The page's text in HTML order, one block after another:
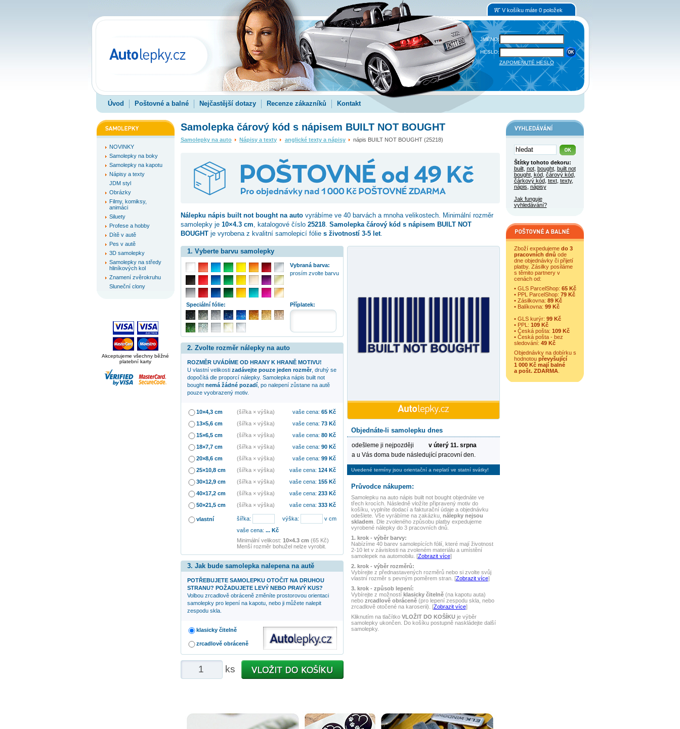
V košíku máte 0 položek
JMÉNO:
HESLO:
ZAPOMENUTÉ HESLO
Úvod Poštovné a balné Nejčastější dotazy Recenze zákazníků Kontakt
NOVINKY
Samolepky na boky
Samolepky na kapotu
Nápisy a texty
JDM styl
Obrázky
Filmy, komiksy,
animáci
Siluety
Profese a hobby
Dítě v autě
Pes v autě
3D samolepky
Samolepky na středy
hliníkových kol
Znamení zvěrokruhu
Sluneční clony
Akceptujeme všechny běžné
platební karty
Samolepka čárový kód s nápisem BUILT NOT BOUGHT
Samolepky na auto Nápisy a texty anglické texty a nápisy nápis BUILT NOT BOUGHT (25218)
Nálepku nápis built not boughtna autovyrábíme ve 40 barvách a mnoha velikostech. Minimální rozměr
samolepky je 10×4.3 cm, katalogové číslo 25218. Samolepka čárový kód s nápisem BUILT NOT
BOUGHTje vyrobena z kvalitní samolepicí fólie s životností 3-5 let.
Objednáte-li samolepku dnes
odešleme ji nejpozději
v úterý 11. srpna
a u Vás doma bude následující pracovní den.
Uvedené termíny jsou orientační a neplatí ve statní svátky!
Průvodce nákupem:
Samolepku na auto nápis built not boughtobjednáte ve
třech krocích. Následně vložíte připravený motiv do
košíku, vyplníte dodací a fakturační údaje a objednávku
odešlete. Vše vyrábíme na zakázku, nálepky nejsou
skladem . Dle zvoleného způsobu platby expedujeme
vyrobené nálepky do 3 pracovních dnů.
1. krok - výběr barvy:
Nabízíme 40 barev samolepících fólií, které mají životnost
2-10 let v závislosti na zvoleném materiálu a umístění
samolepek na automobilu. [Zobrazit více]
2. krok - výběr rozměrů:
Vybírejte z přednastavených rozměrů nebo si zvolte svůj
vlastní rozměr s pevným poměrem stran. [Zobrazit více]
3. krok - způsob lepení:
Vybírejte z možností klasicky čitelně(na kapotu auta)
nebo zrcadlově obráceně(pro lepení zespodu skla, nebo
zrcadlově otočené na karoserii). [Zobrazit více]
Kliknutím na tlačítko VLOŽIT DO KOŠÍKUje výběr
samolepky ukončen. Do košíku postupně naskládejte další
samolepky.
1. Vyberte barvu samolepky
Vybraná barva:
prosím zvolte barvu
Příplatek:
Speciální fólie:
2. Zvolte rozměr nálepky na auto
ROZMĚR UVÁDÍME OD HRANY K HRANĚ MOTIVU!
U vlastní velikosti zadávejte pouze jeden rozměr, druhý se
dopočítá dle proporcí nálepky. Samolepka nápis built not
bought nemá žádné pozadí, po nalepení zůstane na autě
pouze vyobrazený motiv.
10×4,3 cm (šířka × výška) vaše cena: 65Kč
13×5,6 cm
(šířka × výška) vaše cena: 73Kč
15×6,5 cm
(šířka × výška) vaše cena: 80Kč
18×7,7 cm
(šířka × výška) vaše cena: 90Kč
20×8,6 cm
(šířka × výška) vaše cena: 99Kč
25×10,8 cm
(šířka × výška) vaše cena: 124Kč
30×12,9 cm
(šířka × výška) vaše cena: 155Kč
40×17,2 cm
(šířka × výška) vaše cena: 233Kč
50×21,5 cm
(šířka × výška) vaše cena: 333Kč
vlastní šířka: výška:
v cm
vaše cena: ...Kč
Minimální velikost: 10×4.3 cm (65 Kč)
Menší rozměr bohužel nelze vyrobit.
3. Jak bude samolepka nalepena na autě
POTŘEBUJETE SAMOLEPKU OTOČIT NA DRUHOU
STRANU? POŽADUJETE LEVÝ NEBO PRAVÝ KUS?
Volbou zrcadlově obráceně změníte prostorovou orientaci
samolepky pro lepení na kapotu, nebo ji můžete nalepit
zespodu skla.
klasicky čitelně
zrcadlově obráceně
ks
Štítky tohoto dekoru:
built, not, bought, built not
bought, kód, čárový kód,
čárkový kód, text, texty,
nápis nápisy
Jak funguje
vyhledávání?
Zboží expedujeme do 3
pracovních dnů ode
dne objednávky či přijetí
platby. Zásilky posíláme
s těmito partnery v
cenách od:
• GLS ParcelShop: 65 Kč
• PPL ParcelShop: 79 Kč
• Zásilkovna: 89 Kč
• Balíkovna: 99 Kč
• GLS kurýr: 99 Kč
• PPL: 109 Kč
• Česká pošta: 109 Kč
• Česká pošta - bez
sledování: 49 Kč
Objednávky na dobírku s
hodnotou převyšující
1 000 Kč mají balné
a pošt. ZDARMA.